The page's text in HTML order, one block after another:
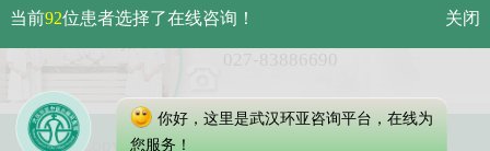
武汉市硚口区解放大道479号
免费电话：
Copyright 2023 武汉环亚中医白癜风医院
当前92位患者选择了在线咨询！ 关闭
你好，这里是武汉环亚咨询平台，在线为
您服务！